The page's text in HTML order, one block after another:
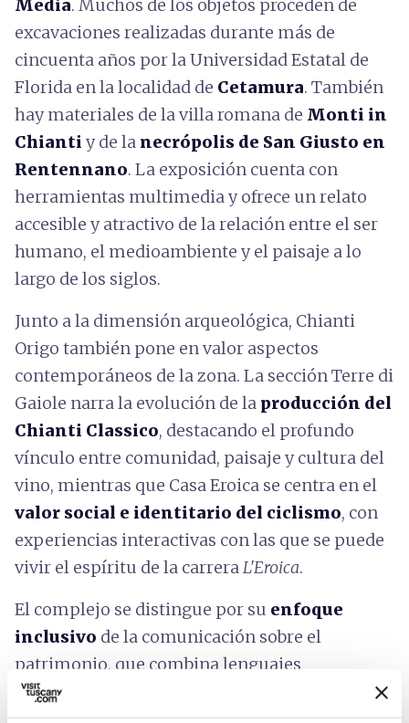
Media. Muchos de los objetos proceden de
excavaciones realizadas durante más de
cincuenta años por la Universidad Estatal de
Florida en la localidad de Cetamura. También
hay materiales de la villa romana de Monti in
Chianti y de la necrópolis de San Giusto en
Rentennano. La exposición cuenta con
herramientas multimedia y ofrece un relato
accesible y atractivo de la relación entre el ser
humano, el medioambiente y el paisaje a lo
largo de los siglos.
Junto a la dimensión arqueológica, Chianti
Origo también pone en valor aspectos
contemporáneos de la zona. La sección Terre di
Gaiole narra la evolución de la producción del
Chianti Classico, destacando el profundo
vínculo entre comunidad, paisaje y cultura del
vino, mientras que Casa Eroica se centra en el
valor social e identitario del ciclismo, con
experiencias interactivas con las que se puede
vivir el espíritu de la carreraL'Eroica.
El complejo se distingue por su enfoque
inclusivo de la comunicación sobre el
patrimonio, que combina lenguajes
tradicionales y tecnologías digitales para atraer